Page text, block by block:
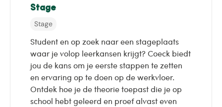
Stage
Stage
Student en op zoek naar een stageplaats
waar je volop leerkansen krijgt? Coeck biedt
jou de kans om je eerste stappen te zetten
en ervaring op te doen op de werkvloer.
Ontdek hoe je de theorie toepast die je op
school hebt geleerd en proef alvast even